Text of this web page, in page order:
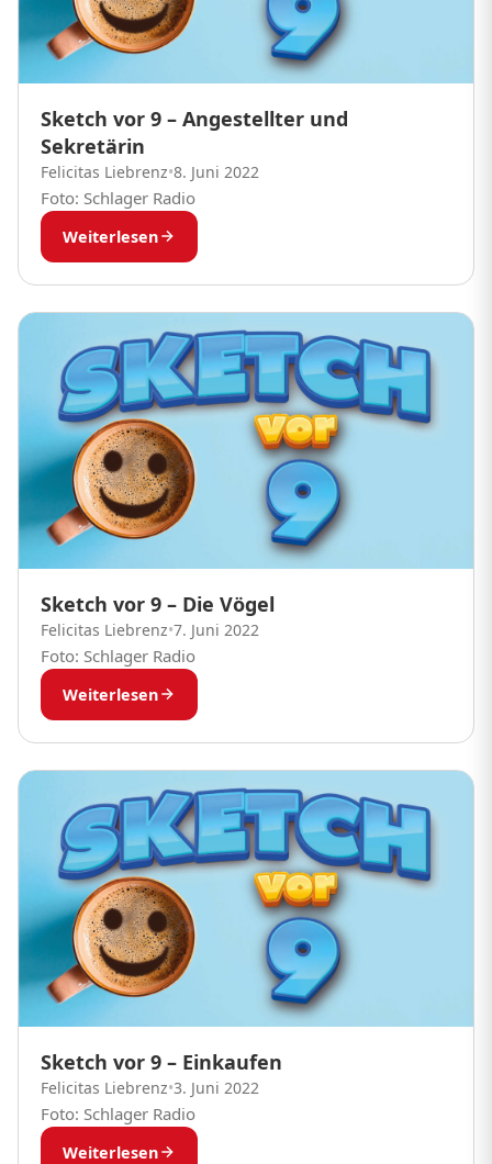
Sketch vor 9 – Angestellter und
Sekretärin
Felicitas Liebrenz•8. Juni 2022
Foto: Schlager Radio
Weiterlesen
Sketch vor 9 – Die Vögel
Felicitas Liebrenz•7. Juni 2022
Foto: Schlager Radio
Weiterlesen
Sketch vor 9 – Einkaufen
Felicitas Liebrenz•3. Juni 2022
Foto: Schlager Radio
Weiterlesen